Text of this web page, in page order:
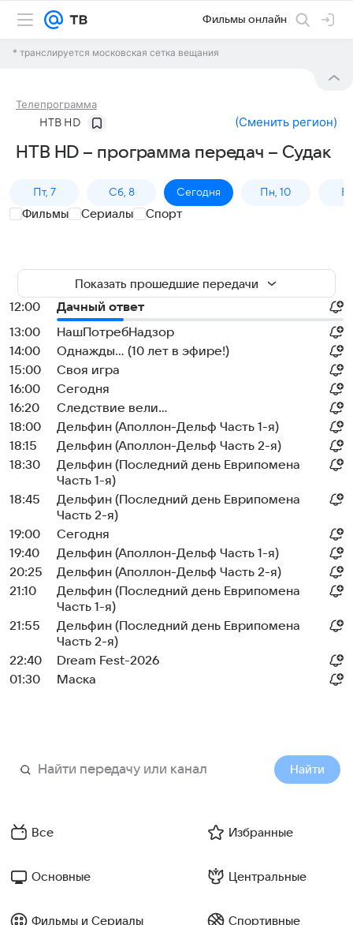
Фильмы онлайн
* транслируется московская сетка вещания
Телепрограмма
НТВ HD (Сменить регион)
НТВ HD – программа передач – Судак
Пт, 7 Сб, 8 Сегодня Пн, 10
Фильмы Сериалы Спорт
Показать прошедшие передачи
12:00
Дачный ответ
13:00
НашПотребНадзор
14:00
Однажды... (10 лет в эфире!)
15:00
Своя игра
16:00
Сегодня
16:20
Следствие вели...
18:00
Дельфин (Аполлон-Дельф Часть 1-я)
18:15
Дельфин (Аполлон-Дельф Часть 2-я)
18:30
Дельфин (Последний день Еврипомена
Часть 1-я)
18:45
Дельфин (Последний день Еврипомена
Часть 2-я)
19:00
Сегодня
19:40
Дельфин (Аполлон-Дельф Часть 1-я)
20:25
Дельфин (Аполлон-Дельф Часть 2-я)
21:10
Дельфин (Последний день Еврипомена
Часть 1-я)
21:55
Дельфин (Последний день Еврипомена
Часть 2-я)
22:40
Dream Fest-2026
01:30
Маска
Найти
Все Избранные
Основные Центральные
Фильмы и Сериалы Спортивные